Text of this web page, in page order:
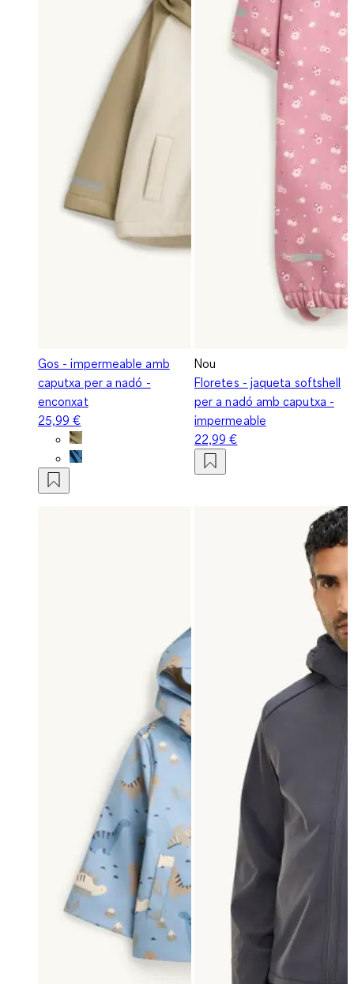
Gos - impermeable amb
caputxa per a nadó -
enconxat
25,99 €
Nou
Floretes - jaqueta softshell
per a nadó amb caputxa -
impermeable
22,99 €